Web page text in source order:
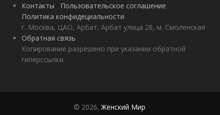
Контакты
Пользовательское соглашение
Политика конфидециальности
г. Москва, ЦАО, Арбат, Арбат улица 28, м. Смоленская
Обратная связь
Копирование разрешено при указании обратной
гиперссылки.
© 2026, Женский Мир.